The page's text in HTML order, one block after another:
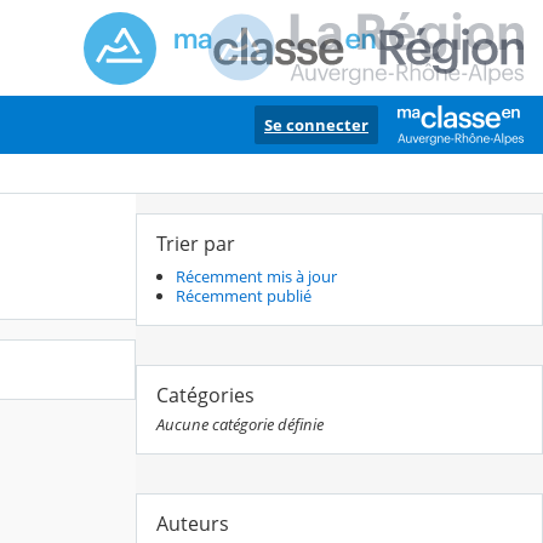
Se connecter
Trier par
Récemment mis à jour
Récemment publié
Catégories
Aucune catégorie définie
Auteurs